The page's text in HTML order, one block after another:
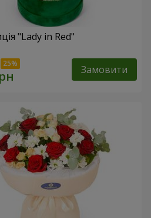
"Lady in Red"
Замовити